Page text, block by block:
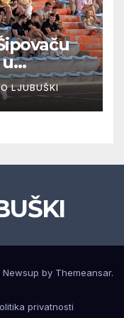
ispao,
LJUBUŠKI
Newsup by Themeansar.
privatnosti